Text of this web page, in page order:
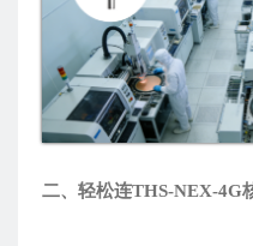
二、轻松连THS-NEX-4G